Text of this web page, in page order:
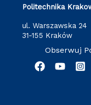
Politechnika
ul. Warszawska 24
31-155 Kraków
Obserwuj